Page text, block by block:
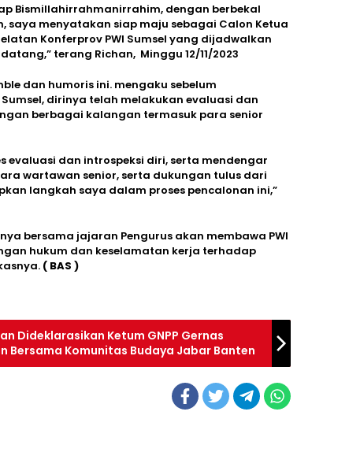
Bismillahirrahmanirrahim, dengan berbekal
menyatakan siap maju sebagai Calon Ketua
Konferprov PWI Sumsel yang dijadwalkan
terang Richan, Minggu 12/11/2023
dan humoris ini. mengaku sebelum
dirinya telah melakukan evaluasi dan
berbagai kalangan termasuk para senior
evaluasi dan introspeksi diri, serta mendengar
wartawan senior, serta dukungan tulus dari
langkah saya dalam proses pencalonan ini,”
bersama jajaran Pengurus akan membawa PWI
hukum dan keselamatan kerja terhadap
( BAS )
Dideklarasikan Ketum GNPP Gernas
Bersama Komunitas Budaya Jabar Banten